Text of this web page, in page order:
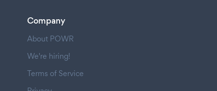
Company
About POWR
We're hiring!
Terms of Service